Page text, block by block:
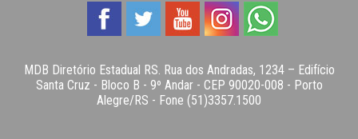
MDB Diretório Estadual RS. Rua dos Andradas, 1234 – Edifício
Santa Cruz - Bloco B - 9º Andar - CEP 90020-008 - Porto
Alegre/RS - Fone (51)3357.1500